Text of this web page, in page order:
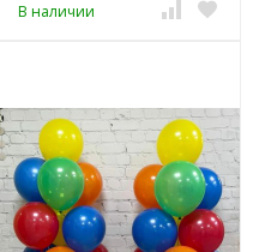
В наличии